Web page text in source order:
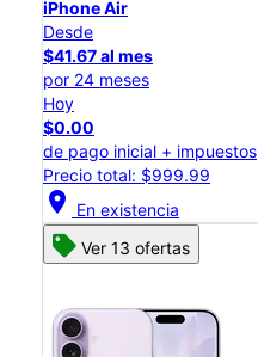
iPhone Air
Desde
$41.67 al mes
por 24 meses
Hoy
$0.00
de pago inicial + impuestos
Precio total: $999.99
location_on En existencia
Ver 13 ofertas